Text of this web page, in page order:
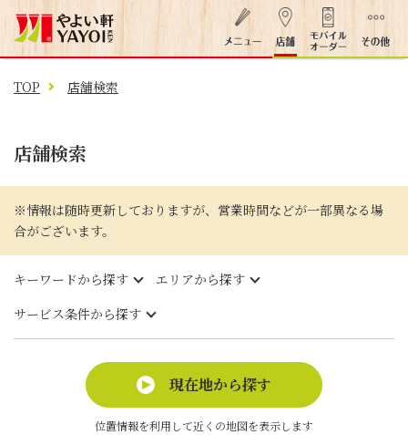
TOP 店舗検索
店舗検索
※情報は随時更新しておりますが、営業時間などが一部異なる場
合がございます。
キーワードから探す
エリアから探す
サービス条件から探す
現在地から探す
位置情報を利用して近くの地図を表示します